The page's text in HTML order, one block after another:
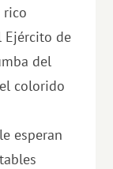
rico
Ejército de
del
colorido
esperan